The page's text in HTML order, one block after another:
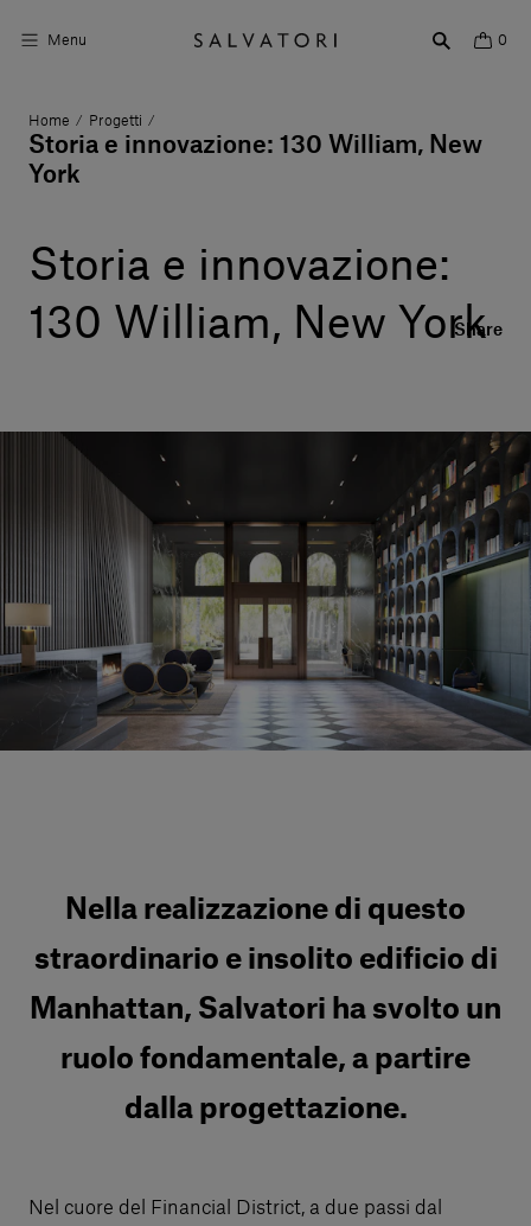
Menu 0
Superfici
Arredo bagno
Chi siamo
Vieni a trovarci
Servizi al cliente
Accedi
Italiano
Home / Progetti /
Storia e innovazione: 130 William, New
York
Storia e innovazione:
130 William, New York
Share
Nella realizzazione di questo
straordinario e insolito edificio di
Manhattan, Salvatori ha svolto un
ruolo fondamentale, a partire
dalla progettazione.
Nel cuore del Financial District, a due passi dal